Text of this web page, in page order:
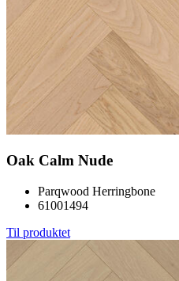
Oak Calm Nude
Parqwood Herringbone
61001494
Til produktet